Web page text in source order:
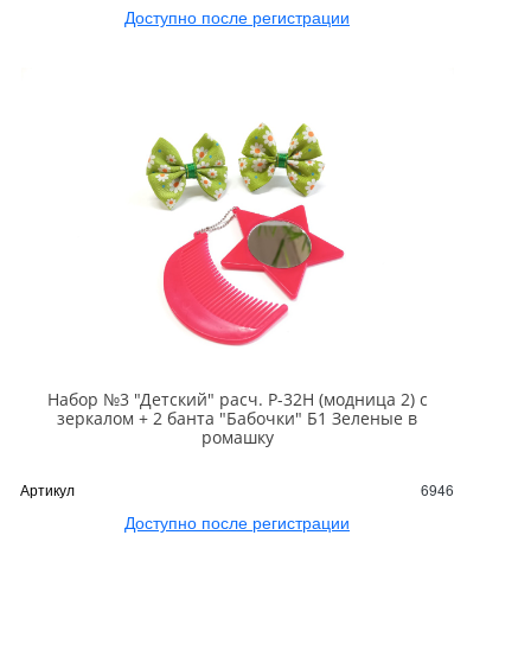
Доступно после регистрации
Набор №3 "Детский" расч. Р-32Н (модница 2) с
зеркалом + 2 банта "Бабочки" Б1 Зеленые в
ромашку
Артикул 6946
Доступно после регистрации